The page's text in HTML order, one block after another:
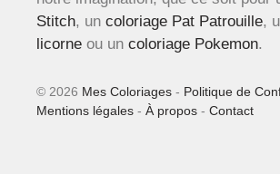
Stitch, un coloriage Pat Patrouille,
licorne ou un coloriage Pokemon.
© 2026 Mes Coloriages - Politique de
Mentions légales - À propos - Contact